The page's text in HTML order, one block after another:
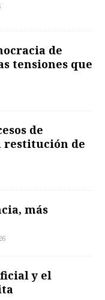
de
tensiones que
de
de
más
y el